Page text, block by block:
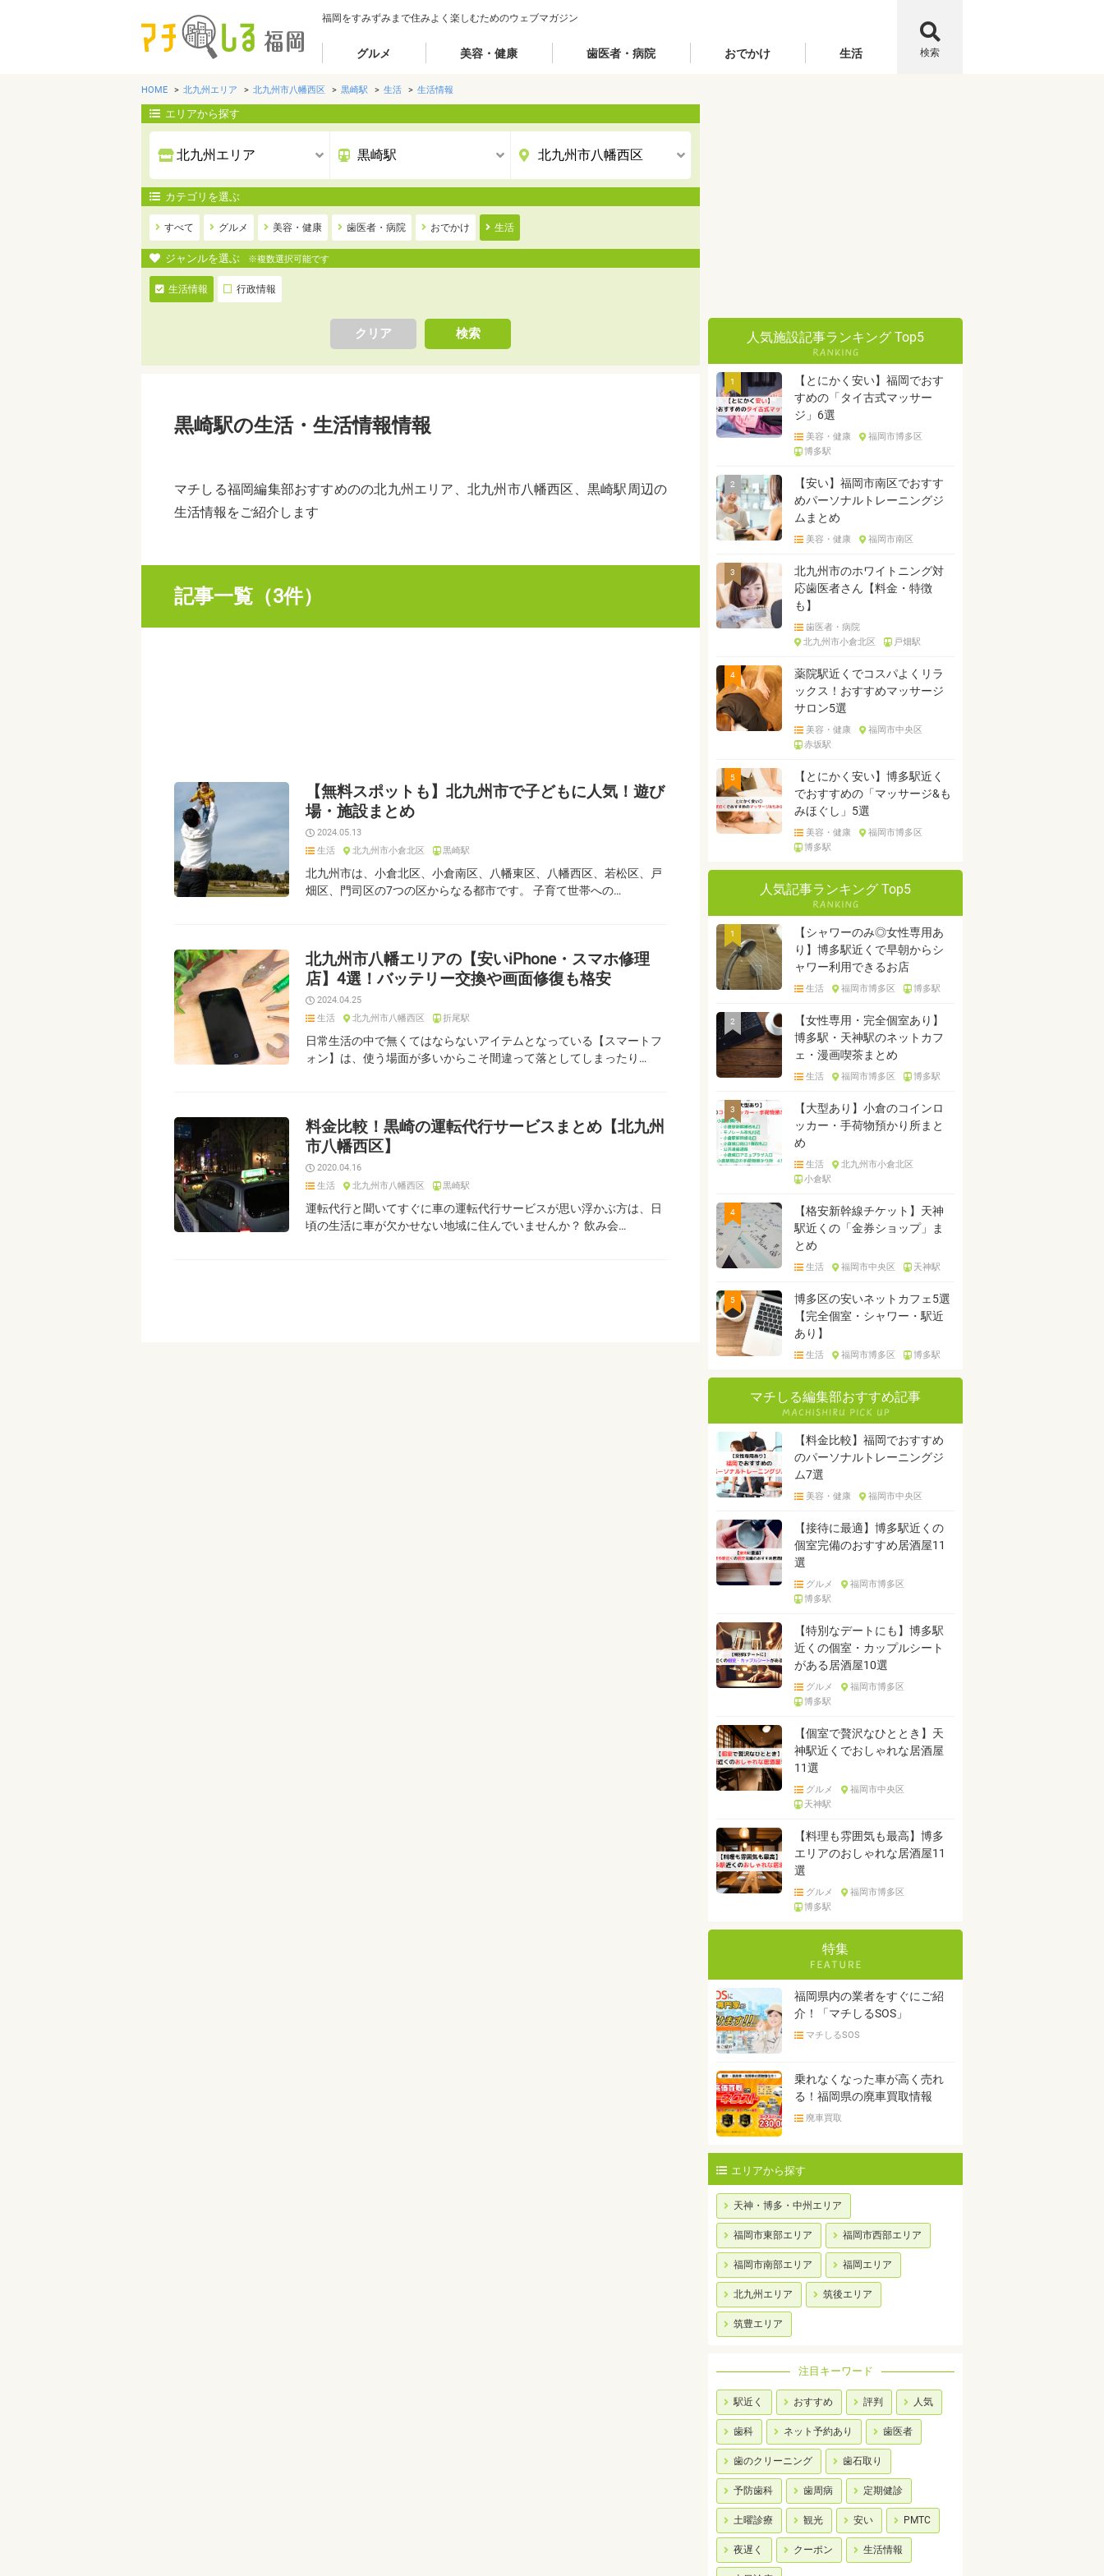
福岡をすみずみまで住みよく楽しむためのウェブマガジン
グルメ 美容・健康 歯医者・病院 おでかけ 生活 検索
HOME 北九州エリア 北九州市八幡西区 黒崎駅 生活 生活情報
エリアから探す
カテゴリを選ぶ
すべて グルメ 美容・健康 歯医者・病院 おでかけ 生活
ジャンルを選ぶ ※複数選択可能です
生活情報 行政情報
クリア 検索
黒崎駅の生活・生活情報情報
マチしる福岡編集部おすすめのの北九州エリア、北九州市八幡西区、黒崎駅周辺の
生活情報をご紹介します
記事一覧（3件）
【無料スポットも】北九州市で子どもに人気！遊び
場・施設まとめ
2024.05.13
生活
北九州市小倉北区 黒崎駅
北九州市は、小倉北区、小倉南区、八幡東区、八幡西区、若松区、戸
畑区、門司区の7つの区からなる都市です。 子育て世帯への…
北九州市八幡エリアの【安いiPhone・スマホ修理
店】4選！バッテリー交換や画面修復も格安
2024.04.25
生活
北九州市八幡西区 折尾駅
日常生活の中で無くてはならないアイテムとなっている【スマートフ
ォン】は、使う場面が多いからこそ間違って落としてしまったり…
料金比較！黒崎の運転代行サービスまとめ【北九州
市八幡西区】
2020.04.16
生活
北九州市八幡西区 黒崎駅
運転代行と聞いてすぐに車の運転代行サービスが思い浮かぶ方は、日
頃の生活に車が欠かせない地域に住んでいませんか？ 飲み会…
人気施設記事ランキング Top5
1
【とにかく安い】福岡でおす
すめの「タイ古式マッサー
ジ」6選
美容・健康
福岡市博多区
博多駅
2
【安い】福岡市南区でおすす
めパーソナルトレーニングジ
ムまとめ
美容・健康 福岡市南区
3
北九州市のホワイトニング対
応歯医者さん【料金・特徴
も】
歯医者・病院
北九州市小倉北区
戸畑駅
4
薬院駅近くでコスパよくリラ
ックス！おすすめマッサージ
サロン5選
美容・健康
福岡市中央区
赤坂駅
5
【とにかく安い】博多駅近く
でおすすめの「マッサージ&も
みほぐし」5選
美容・健康
福岡市博多区
博多駅
人気記事ランキング Top5
1
【シャワーのみ◎女性専用あ
り】博多駅近くで早朝からシ
ャワー利用できるお店
生活 福岡市博多区 博多駅
2
【女性専用・完全個室あり】
博多駅・天神駅のネットカフ
ェ・漫画喫茶まとめ
生活 福岡市博多区 博多駅
3
【大型あり】小倉のコインロ
ッカー・手荷物預かり所まと
め
生活
北九州市小倉北区
小倉駅
4
【格安新幹線チケット】天神
駅近くの「金券ショップ」ま
とめ
生活 福岡市中央区 天神駅
5
博多区の安いネットカフェ5選
【完全個室・シャワー・駅近
あり】
生活 福岡市博多区 博多駅
マチしる編集部おすすめ記事
【料金比較】福岡でおすすめ
のパーソナルトレーニングジ
ム7選
美容・健康 福岡市中央区
【接待に最適】博多駅近くの
個室完備のおすすめ居酒屋11
選
グルメ
福岡市博多区
博多駅
【特別なデートにも】博多駅
近くの個室・カップルシート
がある居酒屋10選
グルメ
福岡市博多区
博多駅
【個室で贅沢なひととき】天
神駅近くでおしゃれな居酒屋
11選
グルメ
福岡市中央区
天神駅
【料理も雰囲気も最高】博多
エリアのおしゃれな居酒屋11
選
グルメ
福岡市博多区
博多駅
特集
福岡県内の業者をすぐにご紹
介！「マチしるSOS」
マチしるSOS
乗れなくなった車が高く売れ
る！福岡県の廃車買取情報
廃車買取
エリアから探す
天神・博多・中州エリア
福岡市東部エリア 福岡市西部エリア
福岡市南部エリア 福岡エリア
北九州エリア 筑後エリア
筑豊エリア
注目キーワード
駅近く おすすめ 評判 人気
歯科 ネット予約あり 歯医者
歯のクリーニング 歯石取り
予防歯科 歯周病 定期健診
土曜診療 観光 安い PMTC
夜遅く クーポン 生活情報